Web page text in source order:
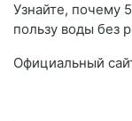
Узнайте, почему
пользу воды без
Официальный